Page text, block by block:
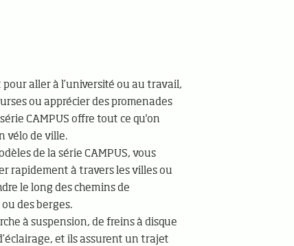
pour aller à l’université ou au travail,
ou apprécier des promenades
CAMPUS offre tout ce qu'on
vélo de ville.
de la série CAMPUS, vous
rapidement à travers les villes ou
le long des chemins de
des berges.
à suspension, de freins à disque
et ils assurent un trajet